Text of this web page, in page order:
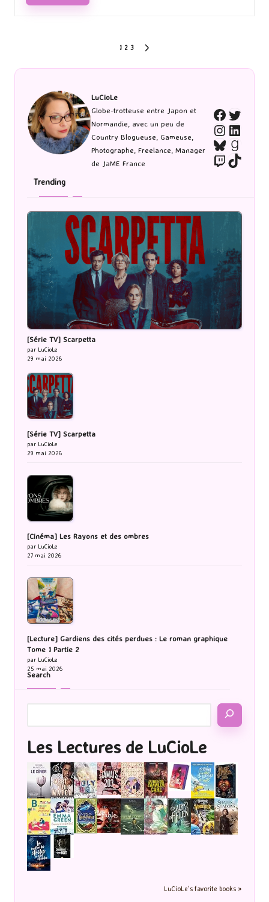
des
publications
1 2 3
LuCioLe
Globe-trotteuse entre Japon et
Normandie, avec un peu de
Country Blogueuse, Gameuse,
Photographe, Freelance, Manager
de JaME France
Bluesky
TwitchTikTok
Trending
[Série TV] Scarpetta
par LuCioLe
29 mai 2026
[Série TV] Scarpetta
par LuCioLe
29 mai 2026
[Cinéma] Les Rayons et des ombres
par LuCioLe
27 mai 2026
[Lecture] Gardiens des cités perdues : Le roman graphique
Tome 1 Partie 2
par LuCioLe
25 mai 2026
Search
Les Lectures de LuCioLe
LuCioLe's favorite books »